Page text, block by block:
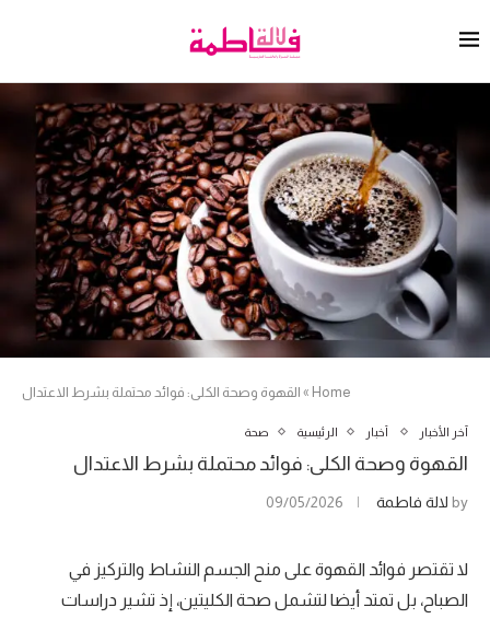
Home
» القهوة وصحة الكلى: فوائد محتملة بشرط الاعتدال
آخر الأخبار أخبار الرئيسية صحة
القهوة وصحة الكلى: فوائد محتملة بشرط الاعتدال
by لالة فاطمة 09/05/2026
لا تقتصر فوائد القهوة على منح الجسم النشاط والتركيز في
الصباح، بل تمتد أيضا لتشمل صحة الكليتين، إذ تشير دراسات